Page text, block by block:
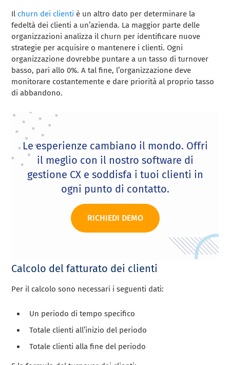
Il churn dei clienti è un altro dato per determinare la
fedeltà dei clienti a un’azienda. La maggior parte delle
organizzazioni analizza il churn per identificare nuove
strategie per acquisire o mantenere i clienti. Ogni
organizzazione dovrebbe puntare a un tasso di turnover
basso, pari allo 0%. A tal fine, l’organizzazione deve
monitorare costantemente e dare priorità al proprio tasso
di abbandono.
Le esperienze cambiano il mondo. Offri
il meglio con il nostro software di
gestione CX e soddisfa i tuoi clienti in
ogni punto di contatto.
RICHIEDI DEMO
Calcolo del fatturato dei clienti
Per il calcolo sono necessari i seguenti dati:
Un periodo di tempo specifico
Totale clienti all’inizio del periodo
Totale clienti alla fine del periodo